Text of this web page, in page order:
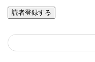
読者登録する